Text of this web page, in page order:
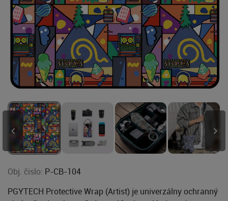
Obj. čislo: P-CB-104
PGYTECH Protective Wrap (Artist) je univerzálny ochranný